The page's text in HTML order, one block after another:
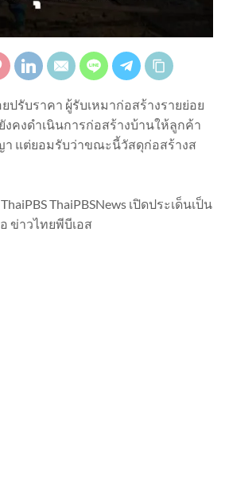
ปรับราคา ผู้รับเหมาก่อสร้างรายย่อย
คงดำเนินการก่อสร้างบ้านให้ลูกค้า
า แต่ยอมรับว่าขณะนี้วัสดุก่อสร้างส
ThaiPBSNews เปิดประเด็นเป็น
ข่าวไทยพีบีเอส